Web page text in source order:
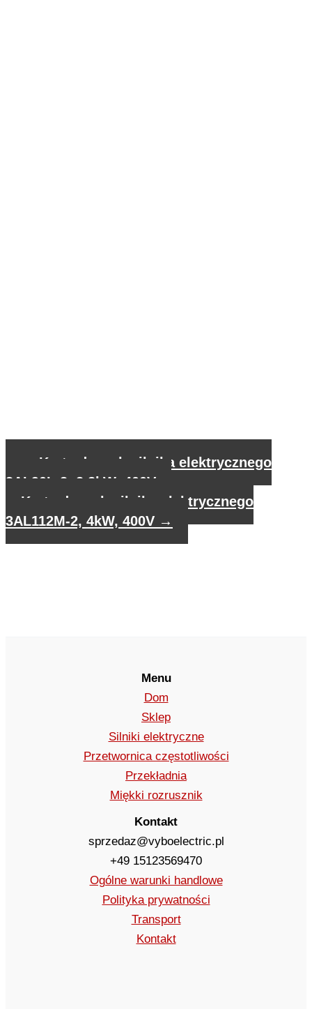
Karta danych silnika elektrycznego
3AL90L-2, 2,2kW, 400V
Karta danych silnika elektrycznego
3AL112M-2, 4kW, 400V →
Menu
Dom
Sklep
Silniki elektryczne
Przetwornica częstotliwości
Przekładnia
Miękki rozrusznik
Kontakt
sprzedaz@vyboelectric.pl
+49 15123569470
Ogólne warunki handlowe
Polityka prywatności
Transport
Kontakt